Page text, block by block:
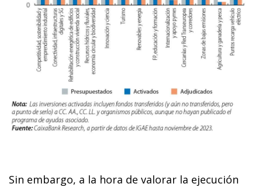
Sin embargo, a la hora de valorar la ejecución